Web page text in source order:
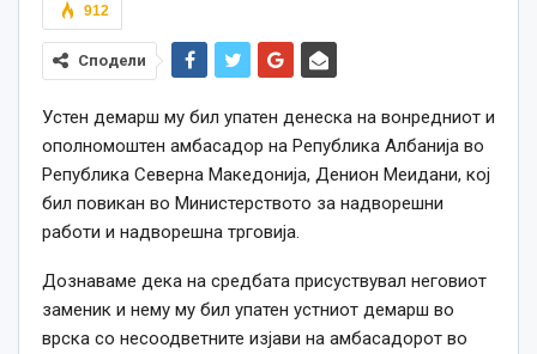
912
Сподели
Устен демарш му бил упатен денеска на вонредниот и
ополномоштен амбасадор на Република Албанија во
Република Северна Македонија, Денион Меидани, кој
бил повикан во Министерството за надворешни
работи и надворешна трговија.
Дознаваме дека на средбата присуствувал неговиот
заменик и нему му бил упатен устниот демарш во
врска со несоодветните изјави на амбасадорот во